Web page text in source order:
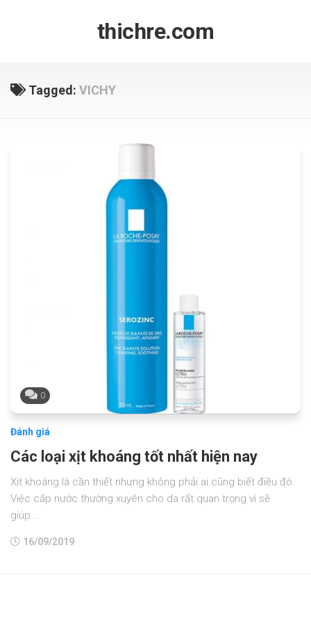
thichre.com
Tagged: VICHY
0
Đánh giá
Các loại xịt khoáng tốt nhất hiện nay
Xịt khoáng là cần thiết nhưng không phải ai cũng biết điều đó.
Việc cấp nước thường xuyên cho da rất quan trọng vì sẽ
giúp...
16/09/2019